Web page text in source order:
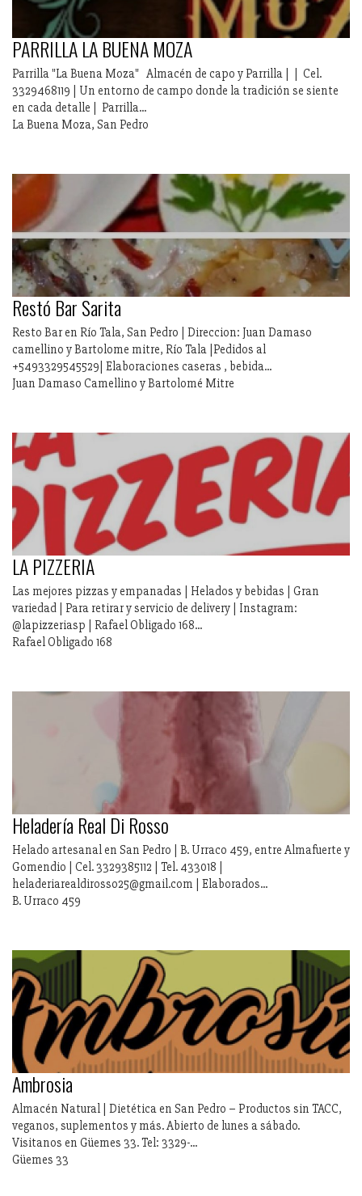
PARRILLA LA BUENA MOZA
Parrilla "La Buena Moza" Almacén de capo y Parrilla | | Cel.
3329468119 | Un entorno de campo donde la tradición se siente
en cada detalle | Parrilla...
La Buena Moza, San Pedro
Restó Bar Sarita
Resto Bar en Río Tala, San Pedro | Direccion: Juan Damaso
camellino y Bartolome mitre, Río Tala |Pedidos al
+5493329545529| Elaboraciones caseras , bebida...
Juan Damaso Camellino y Bartolomé Mitre
LA PIZZERIA
Las mejores pizzas y empanadas | Helados y bebidas | Gran
variedad | Para retirar y servicio de delivery | Instagram:
@lapizzeriasp | Rafael Obligado 168...
Rafael Obligado 168
Heladería Real Di Rosso
Helado artesanal en San Pedro | B. Urraco 459, entre Almafuerte y
Gomendio | Cel. 3329385112 | Tel. 433018 |
heladeriarealdirosso25@gmail.com | Elaborados...
B. Urraco 459
Ambrosia
Almacén Natural | Dietética en San Pedro – Productos sin TACC,
veganos, suplementos y más. Abierto de lunes a sábado.
Visitanos en Güemes 33. Tel: 3329-...
Güemes 33